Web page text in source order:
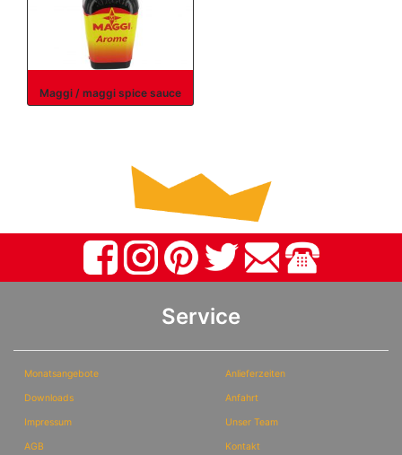
Maggi / maggi spice sauce
Service
Monatsangebote
Downloads
Impressum
AGB
Anlieferzeiten
Anfahrt
Unser Team
Kontakt